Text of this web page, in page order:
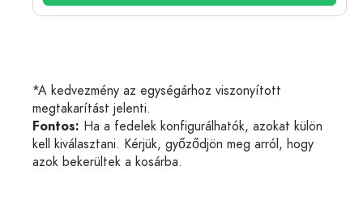
*A kedvezmény az egységárhoz viszonyított
megtakarítást jelenti.
Fontos: Ha a fedelek konfigurálhatók, azokat külön
kell kiválasztani. Kérjük, győződjön meg arról, hogy
azok bekerültek a kosárba.